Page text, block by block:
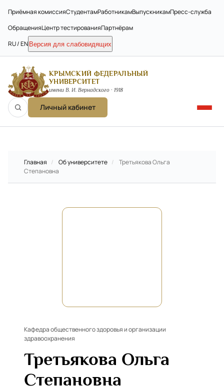
Приёмная комиссияСтудентамРаботникамВыпускникамПресс-служба
ОбращенияЦентр тестированияПартнёрам
RU / EN Версия для слабовидящих
КРЫМСКИЙ ФЕДЕРАЛЬНЫЙ
УНИВЕРСИТЕТ
имени В. И. Вернадского · 1918
Личный кабинет
Главная / Об университете /
Третьякова Ольга
Степановна
Кафедра общественного здоровья и организации
здравоохранения
Третьякова Ольга
Степановна